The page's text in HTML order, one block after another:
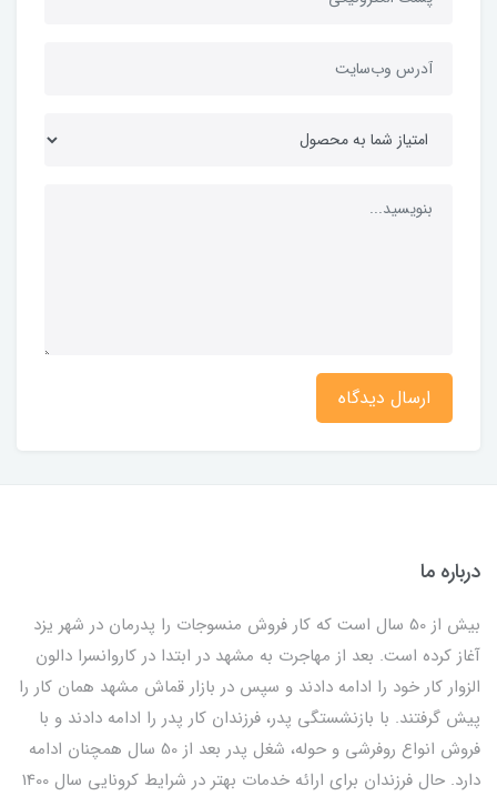
ارسال دیدگاه
درباره ما
بیش از 50 سال است که کار فروش منسوجات را پدرمان در شهر یزد
آغاز کرده است. بعد از مهاجرت به مشهد در ابتدا در کاروانسرا دالون
الزوار کار خود را ادامه دادند و سپس در بازار قماش مشهد همان کار را
پیش گرفتند. با بازنشستگی پدر، فرزندان کار پدر را ادامه دادند و با
فروش انواع روفرشی و حوله، شغل پدر بعد از 50 سال همچنان ادامه
دارد. حال فرزندان برای ارائه خدمات بهتر در شرایط کرونایی سال 1400